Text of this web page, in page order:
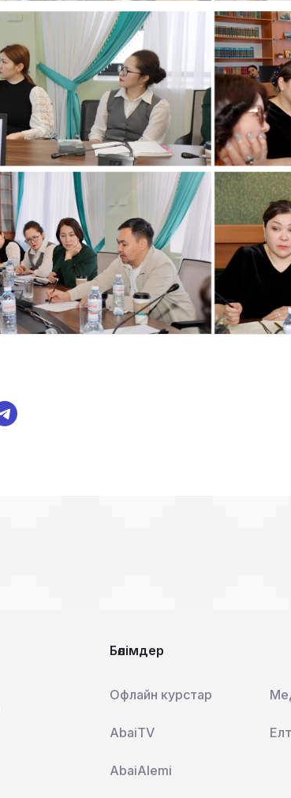
Бөлімдер
Офлайн курстар
AbaiTV
AbaiAlemi